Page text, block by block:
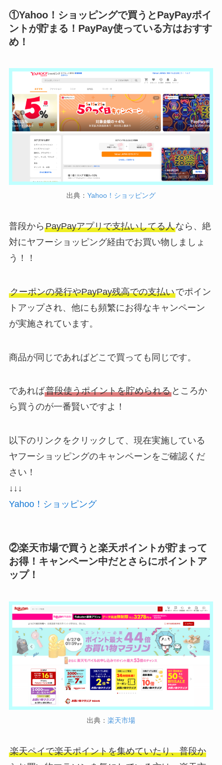
①Yahoo！ショッピングで買うとPayPayポイ
ントが貯まる！PayPay使っている方はおすす
め！
出典： Yahoo！ショッピング
普段から PayPayアプリで支払いしてる人なら、絶
対にヤフーショッピング経由でお買い物しましょ
う！！
クーポンの発行やPayPay残高での支払いでポイン
トアップされ、他にも頻繁にお得なキャンペーン
が実施されています。
商品が同じであればどこで買っても同じです。
であれば普段使うポイントを貯められるところか
ら買うのが一番賢いですよ！
以下のリンクをクリックして、現在実施している
ヤフーショッピングのキャンペーンをご確認くだ
さい！
↓↓↓
Yahoo！ショッピング
②楽天市場で買うと楽天ポイントが貯まって
お得！キャンペーン中だとさらにポイントア
ップ！
出典： 楽天市場
楽天ペイで楽天ポイントを集めていたり、普段か